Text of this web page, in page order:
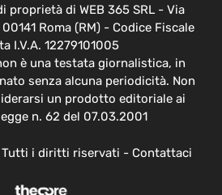
proprietà di WEB 365 SRL - Via
Roma (RM) - Codice Fiscale
I.V.A. 12279101005
è una testata giornalistica, in
senza alcuna periodicità. Non
un prodotto editoriale ai
n. 62 del 07.03.2001
i diritti riservati - Contattaci